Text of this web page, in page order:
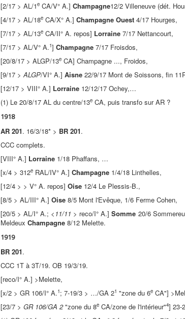
[2/17 > AL/1e CA/V° A.] Champagne12/2 Villeneuve (dét.
[4/17 > AL/18e CA/X° A.] Champagne Ouest 4/17 Hourges,
[7/17 > AL/13e CA/II° A. repos] Lorraine 7/17 Nettancourt,
[7/17 > AL/V° A.1] Champagne 7/17 Froisdos,
[20/8/17 > ALGP/13e CA] Champagne ..., Froidos,
[9/17 >ALGP/VI° A.] Aisne 22/9/17 Mont de Soissons, fin
[12/17 > VIII° A.] Lorraine 12/12/17 Ochey,…
(1) Le 20/8/17 AL du centre/13e CA, puis transfo sur AR ?
1918
AR 201. 16/3/18* > BR 201.
CCC complets.
[VIII° A.] Lorraine 1/18 Phaffans, …
[x/4 > 312e RAL/IV° A.] Champagne 1/4/18 Linthelles,
[12/4 > > V° A. repos] Oise 12/4 Le Plessis-B.,
[8/5 > AL/III° A.] Oise 8/5 Mont l'Evêque, 1/6 Ferme Cohen,
[20/5 > AL/I° A.; <11/11 > reco/I° A.]Somme 20/6
Meldeux Champagne 8/12 Melette.
1919
BR 201.
CCC 1T à 3T/19. OB 19/3/19.
[reco/I° A.] >Melette,
[x/2 > GR 106/I° A.1; 7-19/3 > …/GA 21 "zone du 6e CA"]
[23/7 > GR 106/GA 2"zone du 8e CA/zone de l'intérieur"4] 23-